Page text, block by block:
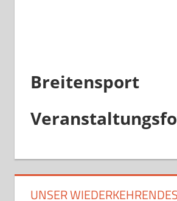
Breitensport
UNSER WIEDERKEHRENDES